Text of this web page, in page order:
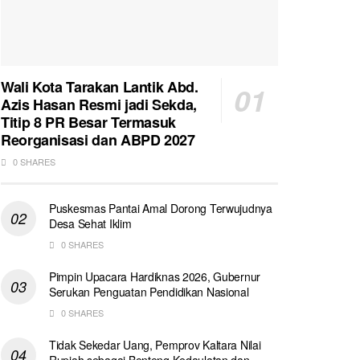
Wali Kota Tarakan Lantik Abd.
Azis Hasan Resmi jadi Sekda,
Titip 8 PR Besar Termasuk
Reorganisasi dan ABPD 2027
0 SHARES
Puskesmas Pantai Amal Dorong Terwujudnya
Desa Sehat Iklim
0 SHARES
Pimpin Upacara Hardiknas 2026, Gubernur
Serukan Penguatan Pendidikan Nasional
0 SHARES
Tidak Sekedar Uang, Pemprov Kaltara Nilai